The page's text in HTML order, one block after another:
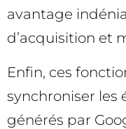
avantage
d’acquisition et
Enfin, ces
synchroniser les
générés par